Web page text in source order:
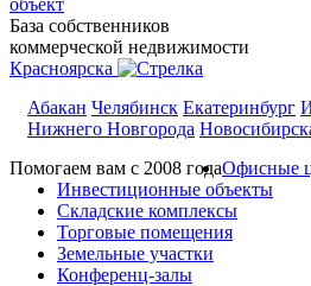
объект
База собственников
коммерческой недвижимости
Красноярска
Абакан Челябинск Екатеринбург
Нижнего Новгорода
Помогаем вам с 2008 годаОфисные
Инвестиционные объекты
Складские комплексы
Торговые помещения
Земельные участки
Конференц-залы